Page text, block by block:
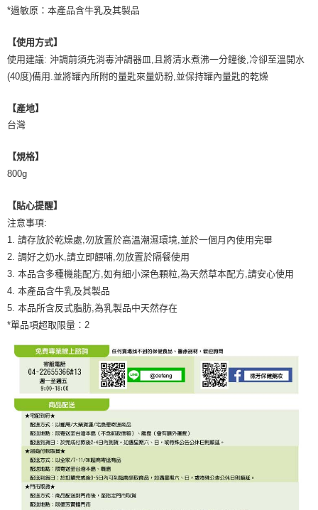
*過敏原：本產品含牛乳及其製品
【使用方式】
使用建議: 沖調前須先消毒沖調器皿,且將清水煮沸一分鐘後,冷卻至溫開水
(40度)備用.並將罐內所附的量匙來量奶粉,並保持罐內量匙的乾燥
【產地】
台灣
【規格】
800g
【貼心提醒】
注意事項:
1. 請存放於乾燥處,勿放置於高溫潮濕環境,並於一個月內使用完畢
2. 調好之奶水,請立即餵哺,勿放置於隔餐使用
3. 本品含多種機能配方,如有細小深色顆粒,為天然草本配方,請安心使用
4. 本產品含牛乳及其製品
5. 本品所含反式脂肪,為乳製品中天然存在
*單品項超取限量：2